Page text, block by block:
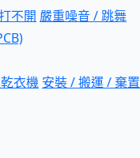
不開 嚴重噪音 / 跳舞
衣機 安裝 / 搬運 / 棄置